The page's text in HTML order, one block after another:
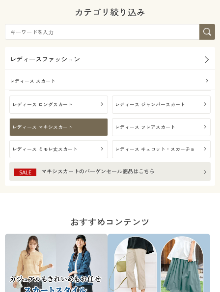
よくある質問とお問い合わせ
カテゴリ絞り込み
レディースファッション
レディース スカート
レディース ロングスカート レディース ジャンパースカート
レディース マキシスカート レディース フレアスカート
レディース ミモレ丈スカート レディース キュロット・スカーチョ
SALE マキシスカートのバーゲンセール商品はこちら
おすすめコンテンツ